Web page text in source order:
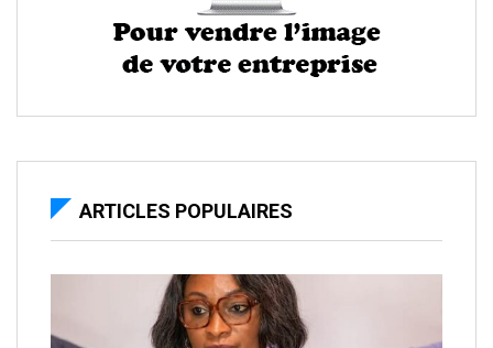
ARTICLES POPULAIRES